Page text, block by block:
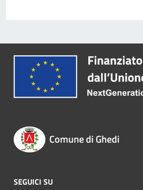
Comune di Ghedi
SEGUICI SU